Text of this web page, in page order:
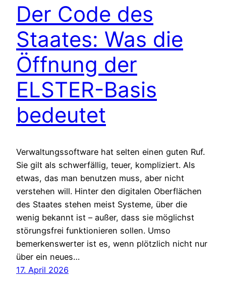
Der Code des
Staates: Was die
Öffnung der
ELSTER-Basis
bedeutet
Verwaltungssoftware hat selten einen guten Ruf.
Sie gilt als schwerfällig, teuer, kompliziert. Als
etwas, das man benutzen muss, aber nicht
verstehen will. Hinter den digitalen Oberflächen
des Staates stehen meist Systeme, über die
wenig bekannt ist – außer, dass sie möglichst
störungsfrei funktionieren sollen. Umso
bemerkenswerter ist es, wenn plötzlich nicht nur
über ein neues…
17. April 2026